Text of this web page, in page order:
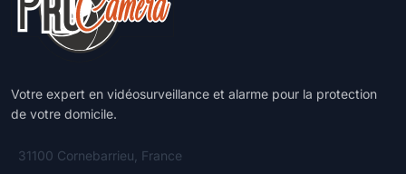
Votre expert en vidéosurveillance et alarme pour la protection
de votre domicile.
31100 Cornebarrieu, France